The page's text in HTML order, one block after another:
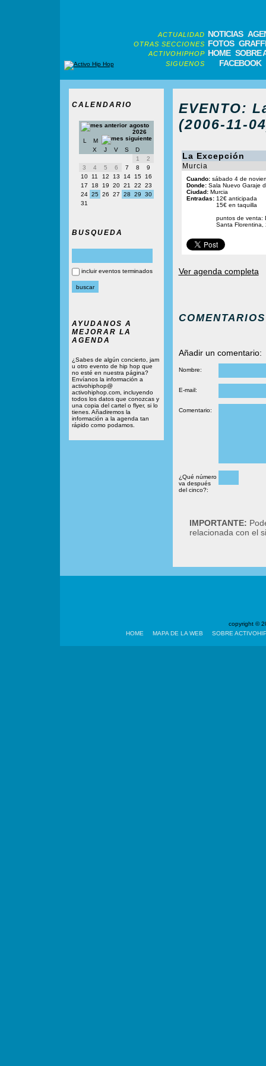
ACTUALIDAD NOTICIAS
OTRAS SECCIONES FOTOS
ACTIVOHIPHOP HOME SOBRE
SIGUENOS FACEBOOK
CALENDARIO
agosto
2026
L
M
X
J V S
D
1
2
3
4 5 6 7 8
9
10
11 12 13 14 15
16
17
18 19 20 21 22
23
24 25 26 27 28 29
30
31
BUSQUEDA
incluir eventos terminados
AYUDANOS A
MEJORAR LA
AGENDA
¿Sabes de algún concierto, jam
u otro evento de hip hop que
no esté en nuestra página?
Envíanos la información a
activohiphop@
activohiphop.com, incluyendo
todos los datos que conozcas y
una copia del cartel o flyer, si lo
tienes. Añadiremos la
información a la agenda tan
rápido como podamos.
EVENTO:
(2006-11-
La Excepción
Murcia
Cuando:sábado 4 de
Donde:Sala Nuevo Garaje
Ciudad:Murcia
Entradas: 12€ anticipada
15€ en taquilla
puntos de venta:
Santa Florentina,
Ver agenda completa
COMENTARIOS
Añadir un comentario:
Nombre:
E-mail:
Comentario:
¿Qué número
va después
del cinco?:
IMPORTANTE:
relacionada con el
copyright ©
HOME
MAPA DE LA WEB SOBRE